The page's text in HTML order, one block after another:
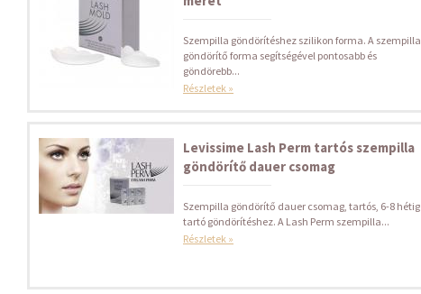
Szempilla göndörítéshez szilikon forma. A szempilla
göndörítő forma segítségével pontosabb és
göndörebb...
Részletek »
Levissime Lash Perm tartós szempilla
göndörítő dauer csomag
Szempilla göndörítő dauer csomag, tartós, 6-8 hétig
tartó göndörítéshez. A Lash Perm szempilla...
Részletek »